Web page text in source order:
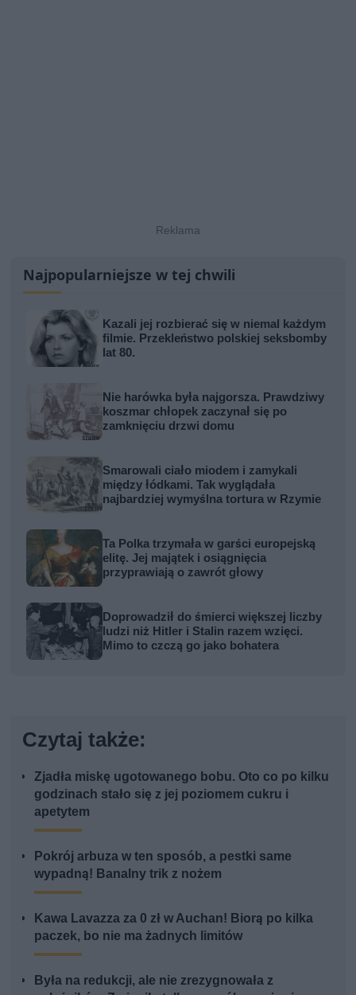
Najpopularniejsze w tej chwili
Kazali jej rozbierać się w niemal każdym
filmie. Przekleństwo polskiej seksbomby
lat 80.
Nie harówka była najgorsza. Prawdziwy
koszmar chłopek zaczynał się po
zamknięciu drzwi domu
Smarowali ciało miodem i zamykali
między łódkami. Tak wyglądała
najbardziej wymyślna tortura w Rzymie
Ta Polka trzymała w garści europejską
elitę. Jej majątek i osiągnięcia
przyprawiają o zawrót głowy
Doprowadził do śmierci większej liczby
ludzi niż Hitler i Stalin razem wzięci.
Mimo to czczą go jako bohatera
Czytaj także:
Zjadła miskę ugotowanego bobu. Oto co po kilku
godzinach stało się z jej poziomem cukru i
apetytem
Pokrój arbuza w ten sposób, a pestki same
wypadną! Banalny trik z nożem
Kawa Lavazza za 0 zł w Auchan! Biorą po kilka
paczek, bo nie ma żadnych limitów
Była na redukcji, ale nie zrezygnowała z